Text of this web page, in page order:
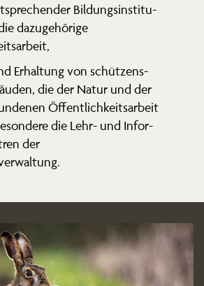
Bildungs­in­sti­tu­
dazuge­hörige
Erhaltung von schüt­zens­
die der Natur und der
Öffent­lich­keits­arbeit
die Lehr- und Infor­
der